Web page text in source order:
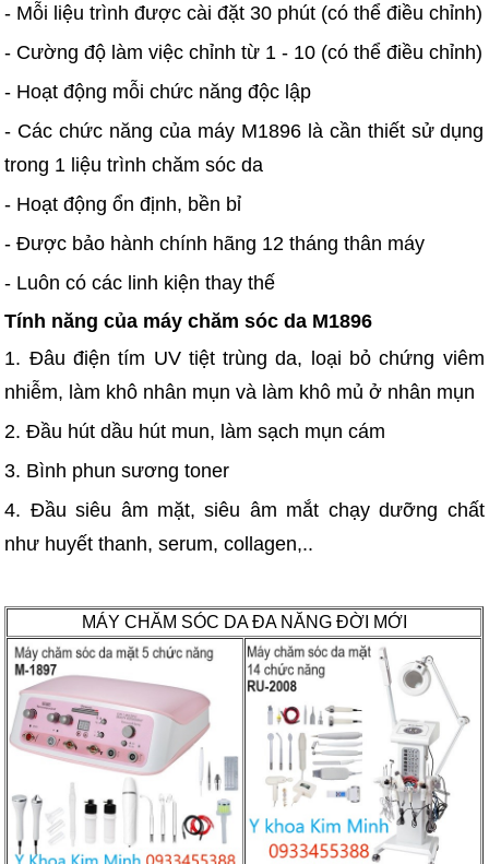
- Mỗi liệu trình được cài đặt 30 phút (có thể điều chỉnh)
- Cường độ làm việc chỉnh từ 1 - 10 (có thể điều chỉnh)
- Hoạt động mỗi chức năng độc lập
- Các chức năng của máy M1896 là cần thiết sử dụng
trong 1 liệu trình chăm sóc da
- Hoạt động ổn định, bền bỉ
- Được bảo hành chính hãng 12 tháng thân máy
- Luôn có các linh kiện thay thế
Tính năng của máy chăm sóc da M1896
1. Đâu điện tím UV tiệt trùng da, loại bỏ chứng viêm
nhiễm, làm khô nhân mụn và làm khô mủ ở nhân mụn
2. Đầu hút dầu hút mun, làm sạch mụn cám
3. Bình phun sương toner
4. Đầu siêu âm mặt, siêu âm mắt chạy dưỡng chất
như huyết thanh, serum, collagen,..
MÁY CHĂM SÓC DA ĐA NĂNG ĐỜI MỚI